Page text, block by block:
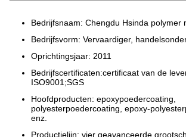
Bedrijfsnaam: Chengdu Hsinda polymer
Bedrijfsvorm: Vervaardiger,
Oprichtingsjaar: 2011
Bedrijfscertificaten:certificaat van de
ISO9001;SGS
Hoofdproducten: epoxypoedercoating,
polyesterpoedercoating, epoxy-
enz.
Productielijn: vier geavanceerde